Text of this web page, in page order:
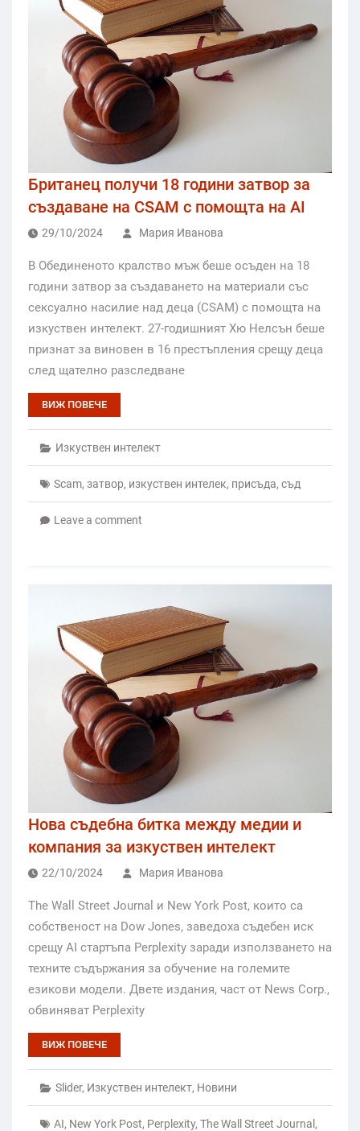
Британец получи 18 години затвор за
създаване на CSAM с помощта на AI
29/10/2024 Мария Иванова
В Обединеното кралство мъж беше осъден на 18
години затвор за създаването на материали със
сексуално насилие над деца (CSAM) с помощта на
изкуствен интелект. 27-годишният Хю Нелсън беше
признат за виновен в 16 престъпления срещу деца
след щателно разследване
ВИЖ ПОВЕЧЕ
Изкуствен интелект
Scam, затвор, изкуствен интелек, присъда, съд
Leave a comment
Нова съдебна битка между медии и
компания за изкуствен интелект
22/10/2024 Мария Иванова
The Wall Street Journal и New York Post, които са
собственост на Dow Jones, заведоха съдебен иск
срещу AI стартъпа Perplexity заради използването на
техните съдържания за обучение на големите
езикови модели. Двете издания, част от News Corp.,
обвиняват Perplexity
ВИЖ ПОВЕЧЕ
Slider, Изкуствен интелект, Новини
AI, New York Post, Perplexity, The Wall Street Journal,